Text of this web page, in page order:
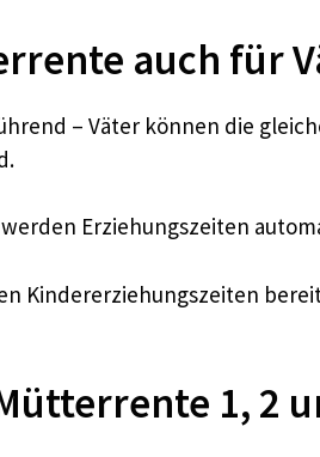
auch für
– Väter können die
Erziehungszeiten
Kindererziehungszeiten
1, 2